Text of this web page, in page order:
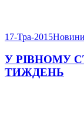
17-Тра-2015Новини
У РІВНОМУ
ТИЖДЕНЬ